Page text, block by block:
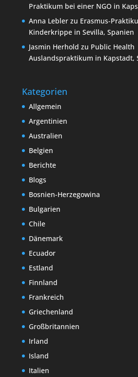
Praktikum bei einer NGO in
Anna Leblerzu Erasmus-
Kinderkrippe in Sevilla, Spanien
Jasmin Herhold zu Public Health
Auslandspraktikum in Kapstadt,
Kategorien
Allgemein
Argentinien
Australien
Belgien
Berichte
Blogs
Bosnien-Herzegowina
Bulgarien
Chile
Dänemark
Ecuador
Estland
Finnland
Frankreich
Griechenland
Großbritannien
Irland
Island
Italien